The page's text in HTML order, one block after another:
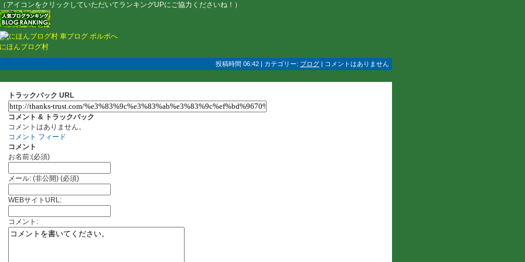
（アイコンをクリックしていただいてランキングUPにご協力くださいね！）
にほんブログ村
投稿時間 06:42 | カテゴリー: ブログ | コメントはありません
トラックバック URL
コメント & トラックバック
コメントはありません。
コメント フィード
コメント
お名前:(必須)
メール: (非公開) (必須)
WEBサイトURL:
コメント: